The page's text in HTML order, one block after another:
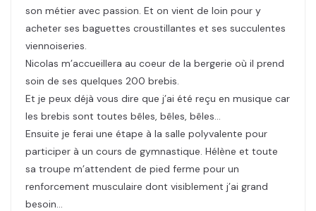
son métier avec passion. Et on vient de loin pour y
acheter ses baguettes croustillantes et ses succulentes
viennoiseries.
Nicolas m’accueillera au coeur de la bergerie où il prend
soin de ses quelques 200 brebis.
Et je peux déjà vous dire que j’ai été reçu en musique car
les brebis sont toutes bêles, bêles, bêles…
Ensuite je ferai une étape à la salle polyvalente pour
participer à un cours de gymnastique. Hélène et toute
sa troupe m’attendent de pied ferme pour un
renforcement musculaire dont visiblement j’ai grand
besoin…